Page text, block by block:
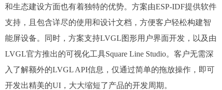
和生态建设方面也有着独特的优势。方案由ESP-IDF提供软件
支持，且包含详尽的使用和设计文档，方便客户轻松构建智
能屏设备。同时，方案支持LVGL图形用户界面开发，以及由
LVGL官方推出的可视化工具Square Line Studio。客户无需深
入了解额外的LVGL API信息，仅通过简单的拖放操作，即可
开发出精美的UI，大大缩短了产品的开发周期。